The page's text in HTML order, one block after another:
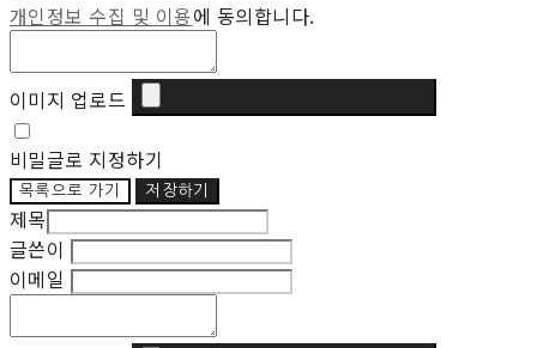
개인정보 수집 및 이용에 동의합니다.
이미지 업로드
비밀글로 지정하기
목록으로 가기 저장하기
제목
글쓴이
이메일